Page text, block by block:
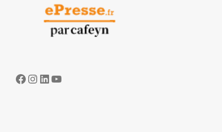
Facebook
Instagram
LinkedIn
YouTube